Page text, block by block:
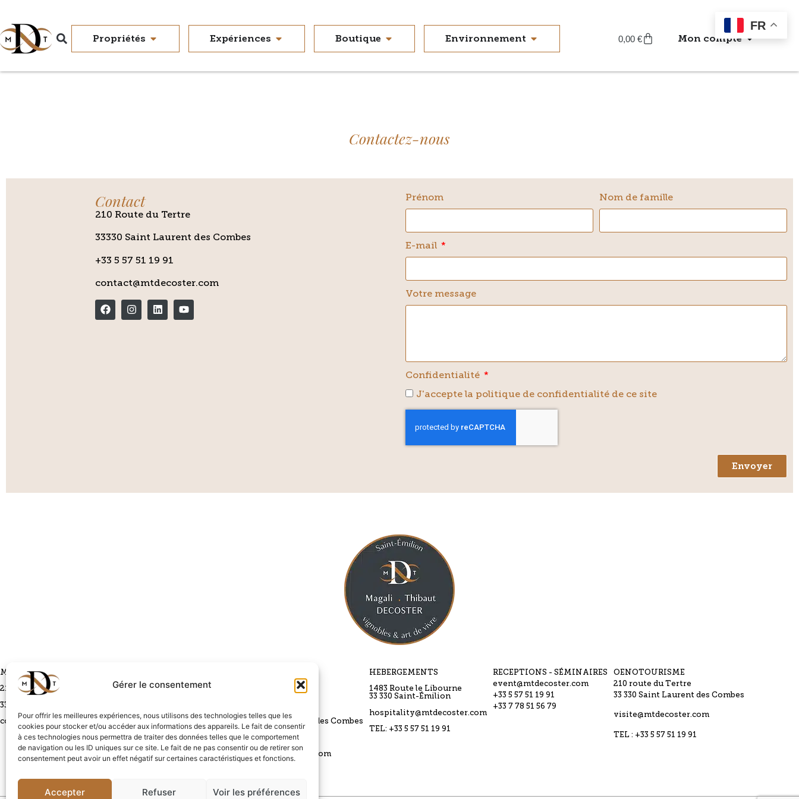
Gérer le consentement
Pour offrir les meilleures expériences, nous utilisons des technologies telles que les
cookies pour stocker et/ou accéder aux informations des appareils. Le fait de consentir
à ces technologies nous permettra de traiter des données telles que le comportement
de navigation ou les ID uniques sur ce site. Le fait de ne pas consentir ou de retirer son
consentement peut avoir un effet négatif sur certaines caractéristiques et fonctions.
Accepter Refuser Voir les préférences
Propriétés Expériences Boutique Environnement 0,00 € Mon compte
Contactez-nous
Contact
210 Route du Tertre
33330 Saint Laurent des Combes
+33 5 57 51 19 91
contact@mtdecoster.com
Prénom Nom de famille
E-mail
Votre message
Confidentialité
J'accepte la politique de confidentialité de ce site
Envoyer
Magali & Thibaut DECOSTER SARL
210 route du Tertre
33 330 Saint Laurent des Combes
contact@mtdecoster.com
BP 67 L'Atelier de Candale
33 330 Saint Laurent des Combes
TEL: +33 5 57 24 15 45
atelier@mtdecoster.com
HEBERGEMENTS
1483 Route le Libourne
33 330 Saint-Émilion
hospitality@mtdecoster.com
TEL: +33 5 57 51 19 91
RECEPTIONS - SÉMINAIRES
event@mtdecoster.com
+33 5 57 51 19 91
+33 7 78 51 56 79
OENOTOURISME
210 route du Tertre
33 330 Saint Laurent des Combes
visite@mtdecoster.com
TEL : +33 5 57 51 19 91
FR
Contact
Email